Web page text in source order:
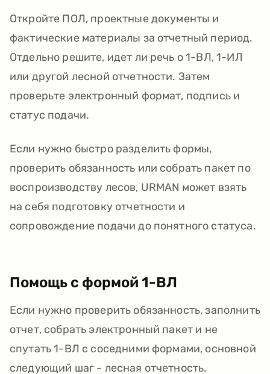
Откройте ПОЛ, проектные документы и
фактические материалы за отчетный период.
Отдельно решите, идет ли речь о 1-ВЛ, 1-ИЛ
или другой лесной отчетности. Затем
проверьте электронный формат, подпись и
статус подачи.
Если нужно быстро разделить формы,
проверить обязанность или собрать пакет по
воспроизводству лесов, URMAN может взять
на себя подготовку отчетности и
сопровождение подачи до понятного статуса.
Помощь с формой 1-ВЛ
Если нужно проверить обязанность, заполнить
отчет, собрать электронный пакет и не
спутать 1-ВЛ с соседними формами, основной
следующий шаг - лесная отчетность.